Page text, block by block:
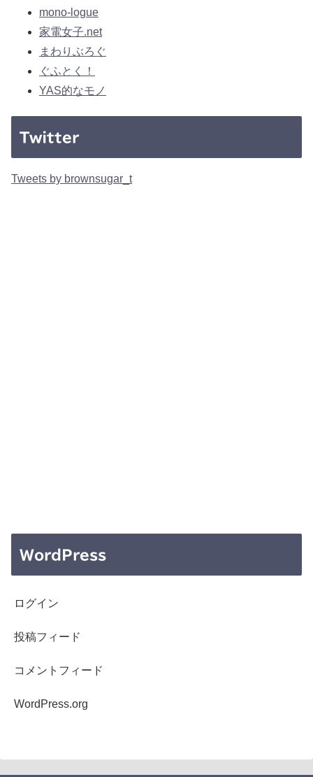
mono-logue
家電女子.net
まわりぶろぐ
ぐふとく！
YAS的なモノ
Twitter
Tweets by brownsugar_t
WordPress
ログイン
投稿フィード
コメントフィード
WordPress.org